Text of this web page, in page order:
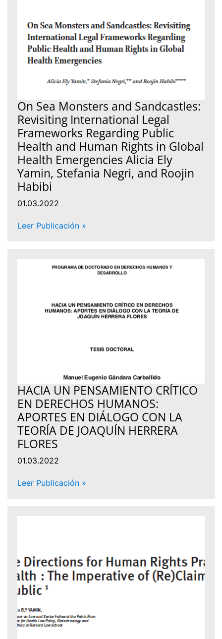
On Sea Monsters and Sandcastles:
Revisiting International Legal
Frameworks Regarding Public
Health and Human Rights in Global
Health Emergencies Alicia Ely
Yamin, Stefania Negri, and Roojin
Habibi
01.03.2022
Leer Publicación »
HACIA UN PENSAMIENTO CRÍTICO
EN DERECHOS HUMANOS:
APORTES EN DIÁLOGO CON LA
TEORÍA DE JOAQUÍN HERRERA
FLORES
01.03.2022
Leer Publicación »